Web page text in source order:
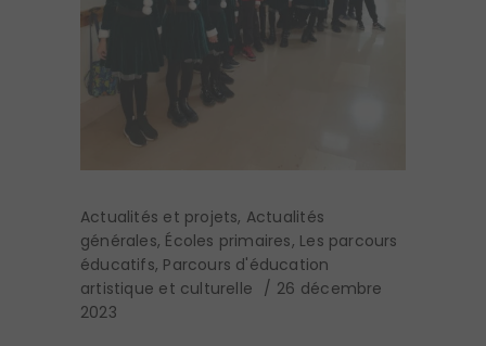
Actualités et projets, Actualités
générales, Écoles primaires, Les parcours
éducatifs, Parcours d'éducation
artistique et culturelle
26 décembre
2023